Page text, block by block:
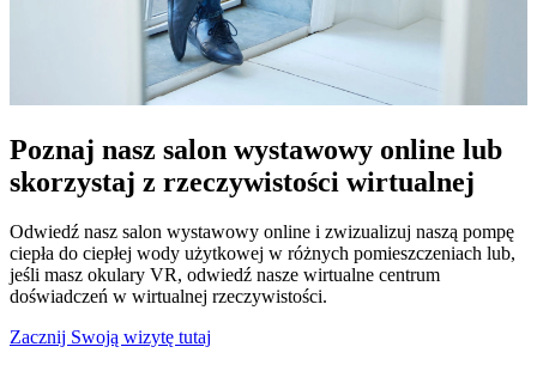
Poznaj nasz salon wystawowy online lub
skorzystaj z rzeczywistości wirtualnej
Odwiedź nasz salon wystawowy online i zwizualizuj naszą pompę
ciepła do ciepłej wody użytkowej w różnych pomieszczeniach lub,
jeśli masz okulary VR, odwiedź nasze wirtualne centrum
doświadczeń w wirtualnej rzeczywistości.
Zacznij Swoją wizytę tutaj